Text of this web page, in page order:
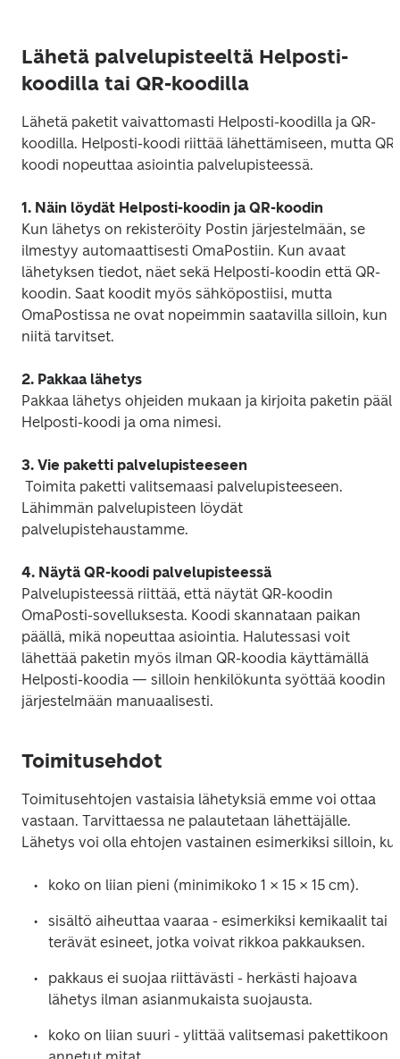
Lähetä palvelupisteeltä Helposti-
koodilla tai QR-koodilla
Lähetä paketit vaivattomasti Helposti-koodilla ja QR-
koodilla. Helposti-koodi riittää lähettämiseen, mutta QR-
koodi nopeuttaa asiointia palvelupisteessä.
1. Näin löydät Helposti-koodin ja QR-koodin
Kun lähetys on rekisteröity Postin järjestelmään, se
ilmestyy automaattisesti OmaPostiin. Kun avaat
lähetyksen tiedot, näet sekä Helposti-koodin että QR-
koodin. Saat koodit myös sähköpostiisi, mutta
OmaPostissa ne ovat nopeimmin saatavilla silloin, kun
niitä tarvitset.
2. Pakkaa lähetys
Pakkaa lähetys ohjeiden mukaan ja kirjoita paketin
Helposti-koodi ja oma nimesi.
3. Vie paketti palvelupisteeseen
Lähimmän palvelupisteen löydät
palvelupistehaustamme.
4. Näytä QR-koodi palvelupisteessä
Palvelupisteessä riittää, että näytät QR-koodin
OmaPosti-sovelluksesta. Koodi skannataan paikan
päällä, mikä nopeuttaa asiointia. Halutessasi voit
lähettää paketin myös ilman QR-koodia käyttämällä
Helposti-koodia — silloin henkilökunta syöttää koodin
järjestelmään manuaalisesti.
Toimitusehdot
Toimitusehtojen vastaisia lähetyksiä emme voi ottaa
vastaan. Tarvittaessa ne palautetaan lähettäjälle.
Lähetys voi olla ehtojen vastainen esimerkiksi silloin,
koko on liian pieni (minimikoko 1 × 15 × 15 cm).
sisältö aiheuttaa vaaraa - esimerkiksi kemikaalit tai
terävät esineet, jotka voivat rikkoa pakkauksen.
pakkaus ei suojaa riittävästi - herkästi hajoava
lähetys ilman asianmukaista suojausta.
koko on liian suuri - ylittää valitsemasi pakettikoon